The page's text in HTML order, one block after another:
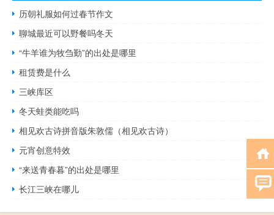
历朝礼服如何过春节作文
聊城最近可以野餐吗冬天
“牛羊谁为牧刍勤”的出处是哪里
租赁费是什么
三峡库区
冬天蛙类能吃吗
相见欢古诗拼音版朱敦儒（相见欢古诗）
元宵创意特效
“来送青春暮”的出处是哪里
长江三峡在哪儿